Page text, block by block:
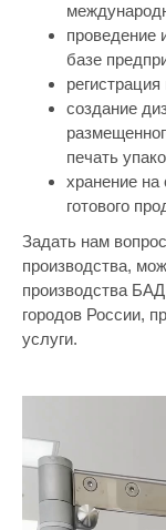
проведение
базе
создание
печать
хранение на
готового
Задать нам
производства,
производства
городов России,
услуги.